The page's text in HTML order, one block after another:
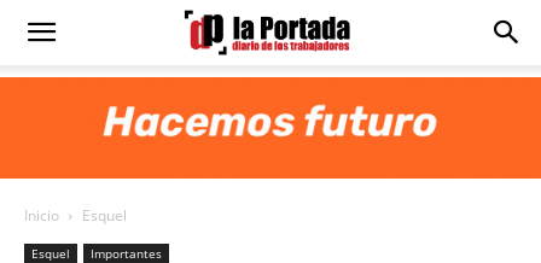
Diario
Portada
Inicio Esquel
Esquel Importantes